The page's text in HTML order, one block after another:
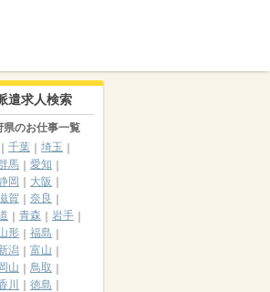
遣求人検索
県のお仕事一覧
千葉
埼玉
馬
愛知
岡
大阪
賀
奈良
青森
岩手
形
福島
潟
富山
山
鳥取
川
徳島